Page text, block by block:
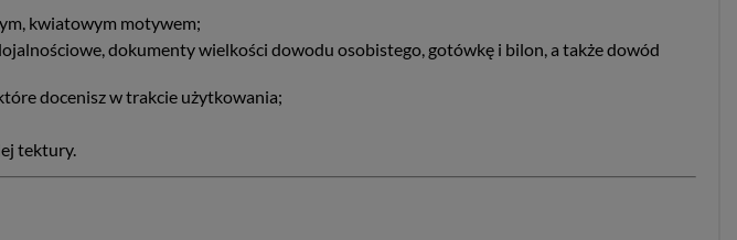
kwiatowym motywem;
dokumenty wielkości dowodu osobistego, gotówkę i bilon, a także dowód
docenisz w trakcie użytkowania;
tektury.